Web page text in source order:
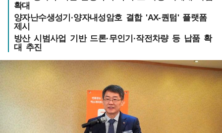
확대
양자난수생성기·양자내성암호 결합 'AX-퀀텀' 플랫폼
제시
방산 시범사업 기반 드론·무인기·작전차량 등 납품 확
대 추진